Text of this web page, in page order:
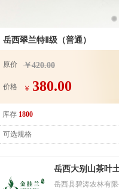
岳西翠兰特Ⅱ级（普通）
原价 ￥420.00
价格 ￥ 380.00
库存 1800
可选规格
岳西大别山茶叶
岳西县碧涛农林有